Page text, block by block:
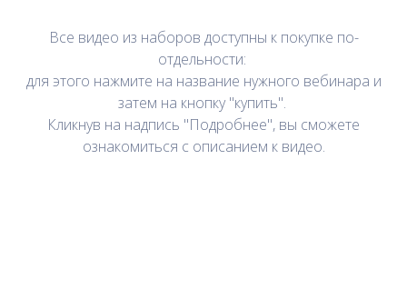
Все видео из наборов доступны к покупке по-
отдельности:
для этого нажмите на название нужного вебинара и
затем на кнопку "купить".
Кликнув на надпись "Подробнее", вы сможете
ознакомиться с описанием к видео.